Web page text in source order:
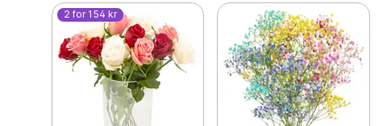
klemt ved levering, noe som er helt normalt. Gi
stilkene et skråsnitt og sett dem i vann. Etter et par
dager vil blomstene åpne seg og fremstå i full prakt.
2 for 154 kr